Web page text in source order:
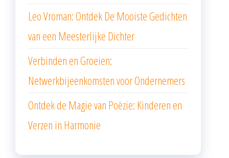
Leo Vroman: Ontdek De Mooiste Gedichten
van een Meesterlijke Dichter
Verbinden en Groeien:
Netwerkbijeenkomsten voor Ondernemers
Ontdek de Magie van Poëzie: Kinderen en
Verzen in Harmonie